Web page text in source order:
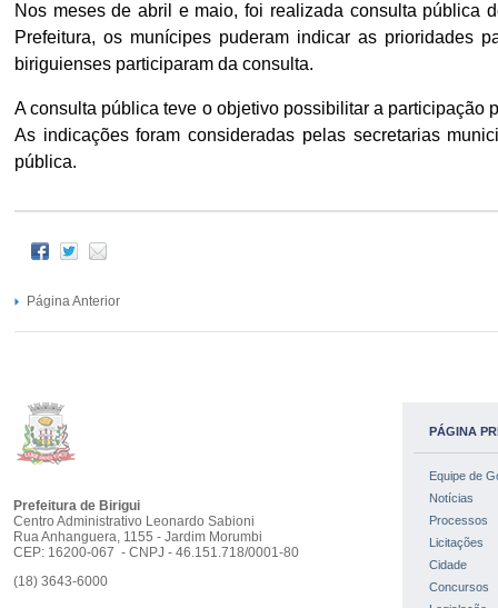
Nos meses de abril e maio, foi realizada consulta pública
Prefeitura, os munícipes puderam indicar as prioridades
biriguienses participaram da consulta.
A consulta pública teve o objetivo possibilitar a participação
As indicações foram consideradas pelas secretarias
pública.
Página Anterior
Prefeitura de Birigui
Centro Administrativo Leonardo Sabioni
Rua Anhanguera, 1155 - Jardim Morumbi
CEP: 16200-067 - CNPJ - 46.151.718/0001-80
(18) 3643-6000
PÁGINA
Equipe de
Notícias
Processos
Licitações
Cidade
Concursos